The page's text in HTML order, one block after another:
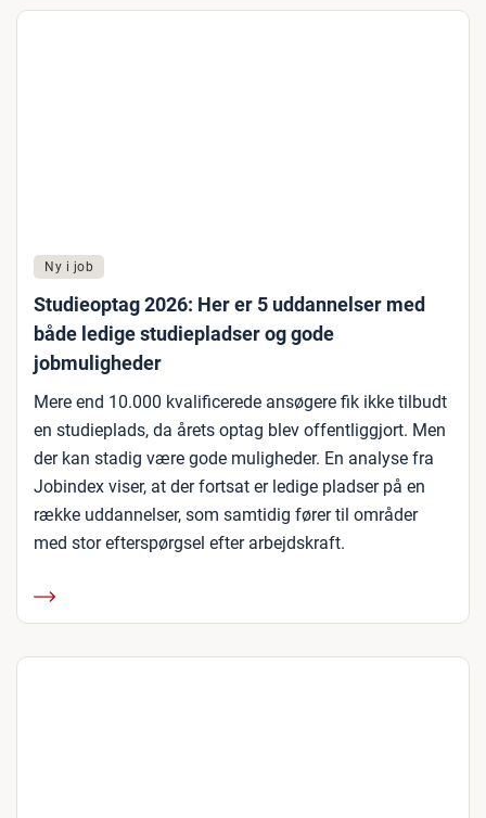
Ny i job
Studieoptag 2026: Her er 5 uddannelser med
både ledige studiepladser og gode
jobmuligheder
Mere end 10.000 kvalificerede ansøgere fik ikke tilbudt
en studieplads, da årets optag blev offentliggjort. Men
der kan stadig være gode muligheder. En analyse fra
Jobindex viser, at der fortsat er ledige pladser på en
række uddannelser, som samtidig fører til områder
med stor efterspørgsel efter arbejdskraft.